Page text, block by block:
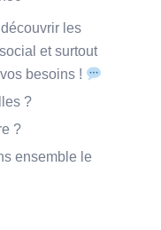
les
et surtout
besoins !
?
?
ensemble le